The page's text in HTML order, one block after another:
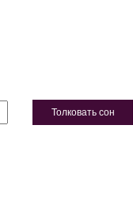
Толковать сон